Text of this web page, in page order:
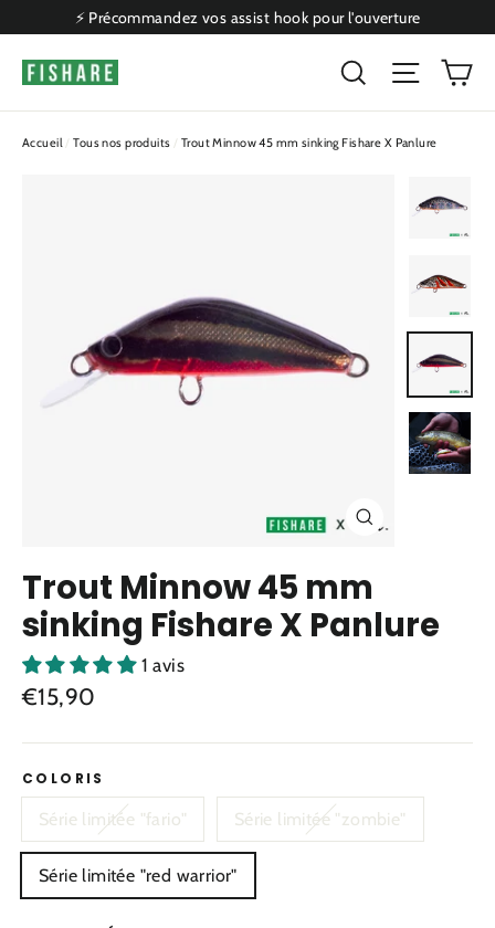
contenu
⚡ Précommandez vos assist hook pour l'ouverture
Rechercher
Accueil / Tous nos produits / Trout Minnow 45 mm sinking Fishare X Panlure
Fermer
Trout Minnow 45 mm
sinking Fishare X Panlure
1 avis
Prix
€15,90
COLORIS
Série limitée "fario" Série limitée "zombie"
Série limitée "red warrior"